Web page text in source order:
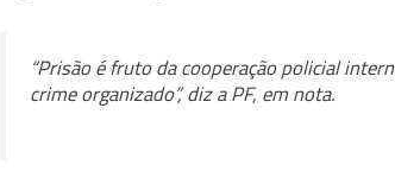
“Prisão é fruto da cooperação policial
crime organizado”, diz a PF, em nota.